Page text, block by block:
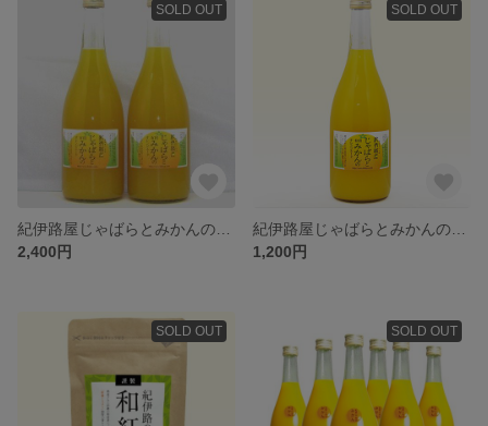
SOLD OUT
2,400円
SOLD OUT
1,200円
SOLD OUT SOLD OUT